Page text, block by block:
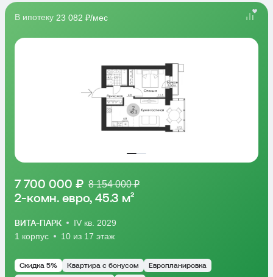
В ипотеку 23 082 ₽/мес
7 700 000 ₽ 8 154 000 ₽
2-комн. евро, 45.3 м²
ВИТА-ПАРК
IV кв. 2029
1 корпус
10 из 17 этаж
Скидка 5% Квартира с бонусом Европланировка